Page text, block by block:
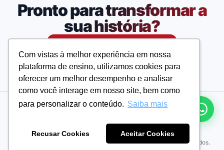
Com vistas à melhor experiência em nossa
plataforma de ensino, utilizamos cookies para
oferecer um melhor desempenho e analisar
como você interage em nosso site, bem como
para personalizar o conteúdo. Saiba mais
Recusar Cookies Aceitar Cookies
Com vistas à melhor experiência em nossa
plataforma de ensino, utilizamos cookies para
oferecer um melhor desempenho e analisar
como você interage em nosso site, bem como
para personalizar o conteúdo. Saiba mais
Recusar Cookies Aceitar Cookies
Pronto para transformar a
sua história?
© 2026 Andresan - Cursos e Concursos. Todos os direitos reservados.